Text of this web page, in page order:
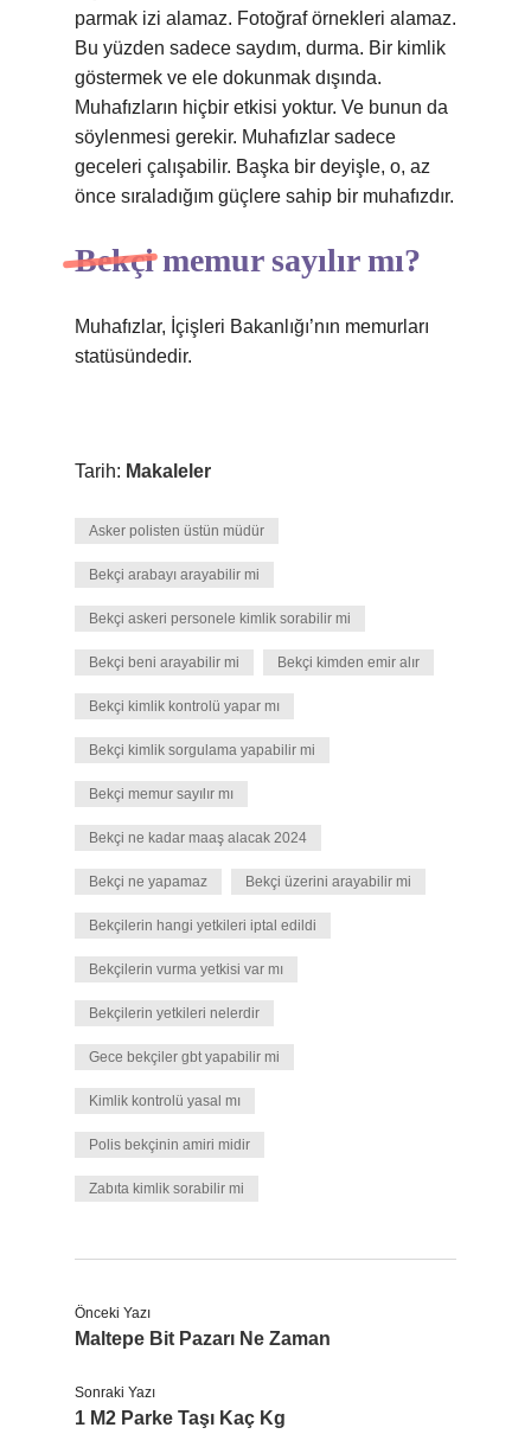
parmak izi alamaz. Fotoğraf örnekleri alamaz.
Bu yüzden sadece saydım, durma. Bir kimlik
göstermek ve ele dokunmak dışında.
Muhafızların hiçbir etkisi yoktur. Ve bunun da
söylenmesi gerekir. Muhafızlar sadece
geceleri çalışabilir. Başka bir deyişle, o, az
önce sıraladığım güçlere sahip bir muhafızdır.
Bekçi memur sayılır mı?
Muhafızlar, İçişleri Bakanlığı’nın memurları
statüsündedir.
Tarih: Makaleler
Asker polisten üstün müdür
Bekçi arabayı arayabilir mi
Bekçi askeri personele kimlik sorabilir mi
Bekçi beni arayabilir mi Bekçi kimden emir alır
Bekçi kimlik kontrolü yapar mı
Bekçi kimlik sorgulama yapabilir mi
Bekçi memur sayılır mı
Bekçi ne kadar maaş alacak 2024
Bekçi ne yapamaz Bekçi üzerini arayabilir mi
Bekçilerin hangi yetkileri iptal edildi
Bekçilerin vurma yetkisi var mı
Bekçilerin yetkileri nelerdir
Gece bekçiler gbt yapabilir mi
Kimlik kontrolü yasal mı
Polis bekçinin amiri midir
Zabıta kimlik sorabilir mi
Önceki Yazı
Maltepe Bit Pazarı Ne Zaman
Sonraki Yazı
1 M2 Parke Taşı Kaç Kg